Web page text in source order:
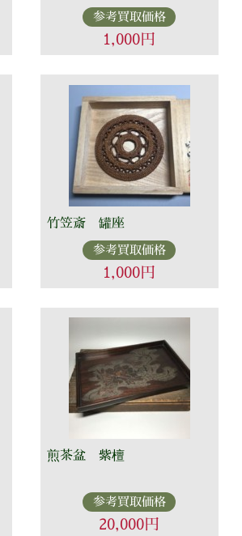
参考買取価格
1,000円
竹笠斎 罐座
参考買取価格
1,000円
煎茶盆 紫檀
参考買取価格
20,000円